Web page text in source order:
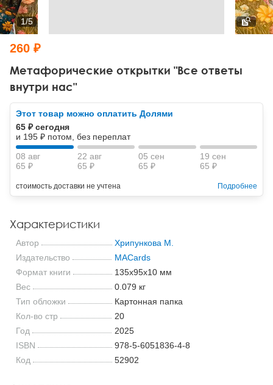
Тревожные расстройства, панические атаки
Психодрама
Другие направления психотерапии
Классический, эриксоновский гипноз и НЛП
НЛП
Психология труда и эргономика
Социальная психология
Социальная и организационная психология
Классический и юнгианский психоанализ
Метафорические открытки "Все ответы
внутри нас"
1/5
260 ₽
Этот товар можно оплатить Долями
65 ₽ сегодня
и 195 ₽ потом, без переплат
08 авг
65 ₽
22 авг
65 ₽
05 сен
65 ₽
19 сен
65 ₽
стоимость доставки не учтена Подробнее
Характеристики
Автор
Хрипункова М.
Издательство
MACards
Формат книги
135x95x10 мм
Вес
0.079 кг
Тип обложки
Картонная папка
Кол-во стр
20
Год
2025
ISBN
978-5-6051836-4-8
Код
52902